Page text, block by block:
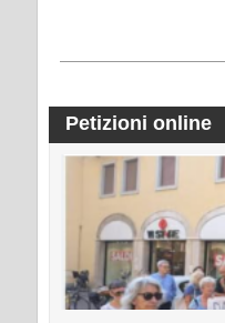
Petizioni online